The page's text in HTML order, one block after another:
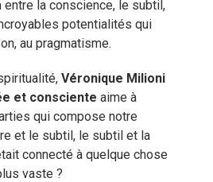
entre la conscience, le subtil,
potentialités qui
au pragmatisme.
Véronique Milioni
et consciente aime à
qui compose notre
et le subtil, le subtil et la
connecté à quelque chose
vaste ?